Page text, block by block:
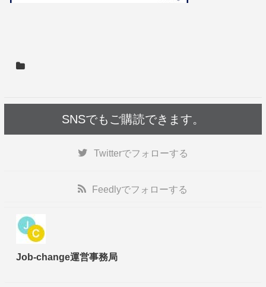
SNSでもご購読できます。
Twitterでフォローする
Feedlyでフォローする
Job-change運営事務局